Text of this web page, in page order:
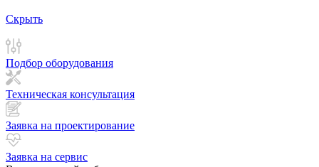
Скрыть
Подбор оборудования
Техническая консультация
Заявка на проектирование
Заявка на сервис